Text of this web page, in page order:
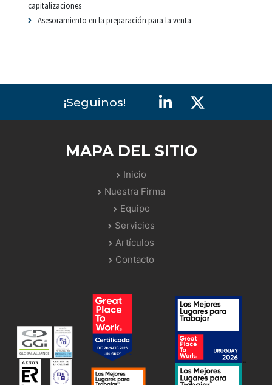
capitalizaciones
Asesoramiento en la preparación para la venta
¡seguinos!
MAPA DEL SITIO
Inicio
Nuestra Firma
Equipo
Servicios
Artículos
Contacto